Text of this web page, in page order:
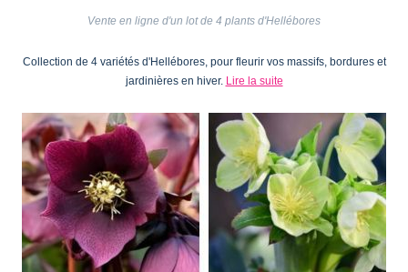
Vente en ligne d'un lot de 4 plants d'Hellébores
Collection de 4 variétés d'Hellébores, pour fleurir vos massifs, bordures et
jardinières en hiver. Lire la suite